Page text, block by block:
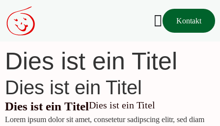
Kontakt
Dies ist ein Titel
Dies ist ein Titel
Dies ist ein TitelDies ist ein Titel
Lorem ipsum dolor sit amet, consetetur sadipscing elitr, sed diam